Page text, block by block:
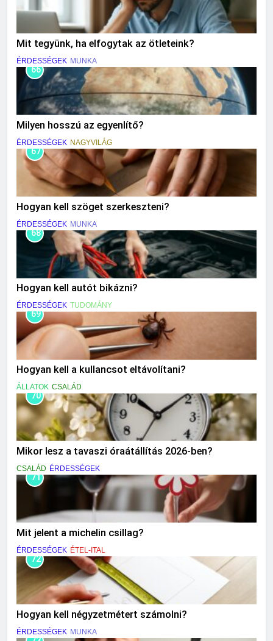
Mit tegyünk, ha elfogytak az ötleteink?
ÉRDESSÉGEK MUNKA
66
Milyen hosszú az egyenlítő?
ÉRDESSÉGEK NAGYVILÁG
67
Hogyan kell szöget szerkeszteni?
ÉRDESSÉGEK MUNKA
68
Hogyan kell autót bikázni?
ÉRDESSÉGEK TUDOMÁNY
69
Hogyan kell a kullancsot eltávolítani?
ÁLLATOK CSALÁD
70
Mikor lesz a tavaszi óraátállítás 2026-ben?
CSALÁD ÉRDESSÉGEK
71
Mit jelent a michelin csillag?
ÉRDESSÉGEK ÉTEL-ITAL
72
Hogyan kell négyzetmétert számolni?
ÉRDESSÉGEK MUNKA